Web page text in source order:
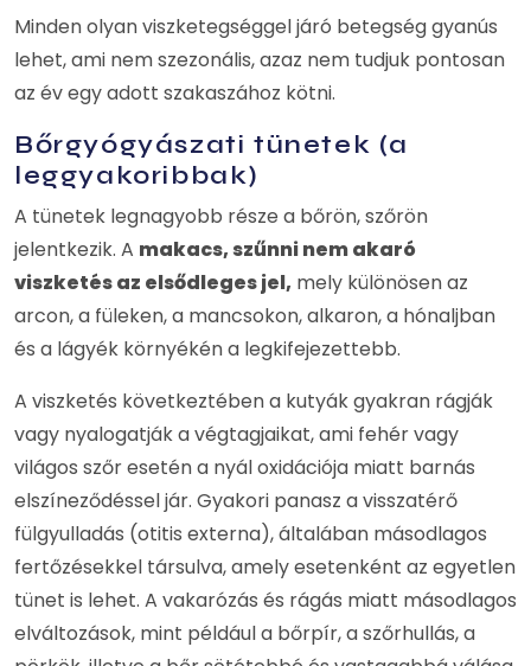
Minden olyan viszketegséggel járó betegség gyanús
lehet, ami nem szezonális, azaz nem tudjuk pontosan
az év egy adott szakaszához kötni.
Bőrgyógyászati tünetek (a
leggyakoribbak)
A tünetek legnagyobb része a bőrön, szőrön
jelentkezik. A makacs, szűnni nem akaró
viszketés az elsődleges jel, mely különösen az
arcon, a füleken, a mancsokon, alkaron, a hónaljban
és a lágyék környékén a legkifejezettebb.
A viszketés következtében a kutyák gyakran rágják
vagy nyalogatják a végtagjaikat, ami fehér vagy
világos szőr esetén a nyál oxidációja miatt barnás
elszíneződéssel jár. Gyakori panasz a visszatérő
fülgyulladás (otitis externa), általában másodlagos
fertőzésekkel társulva, amely esetenként az egyetlen
tünet is lehet. A vakarózás és rágás miatt másodlagos
elváltozások, mint például a bőrpír, a szőrhullás, a